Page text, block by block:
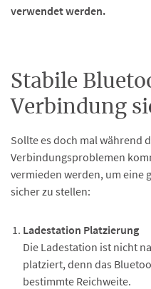
verwendet werden.
Stabile
Verbindung
Sollte es doch mal während
Verbindungsproblemen
vermieden werden, um eine
sicher zu stellen:
Ladestation Platzierung
Die Ladestation ist nicht
platziert, denn das
bestimmte Reichweite.